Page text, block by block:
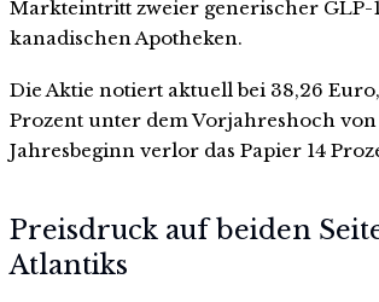
Markteintritt zweier generischer GLP-
kanadischen Apotheken.
Die Aktie notiert aktuell bei 38,26
Prozent unter dem Vorjahreshoch von
Jahresbeginn verlor das Papier 14
Preisdruck auf beiden
Atlantiks